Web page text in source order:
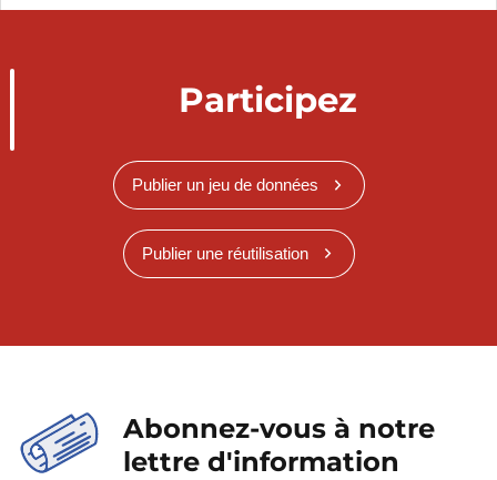
Participez
Publier un jeu de données
Publier une réutilisation
Abonnez-vous à notre
lettre d'information